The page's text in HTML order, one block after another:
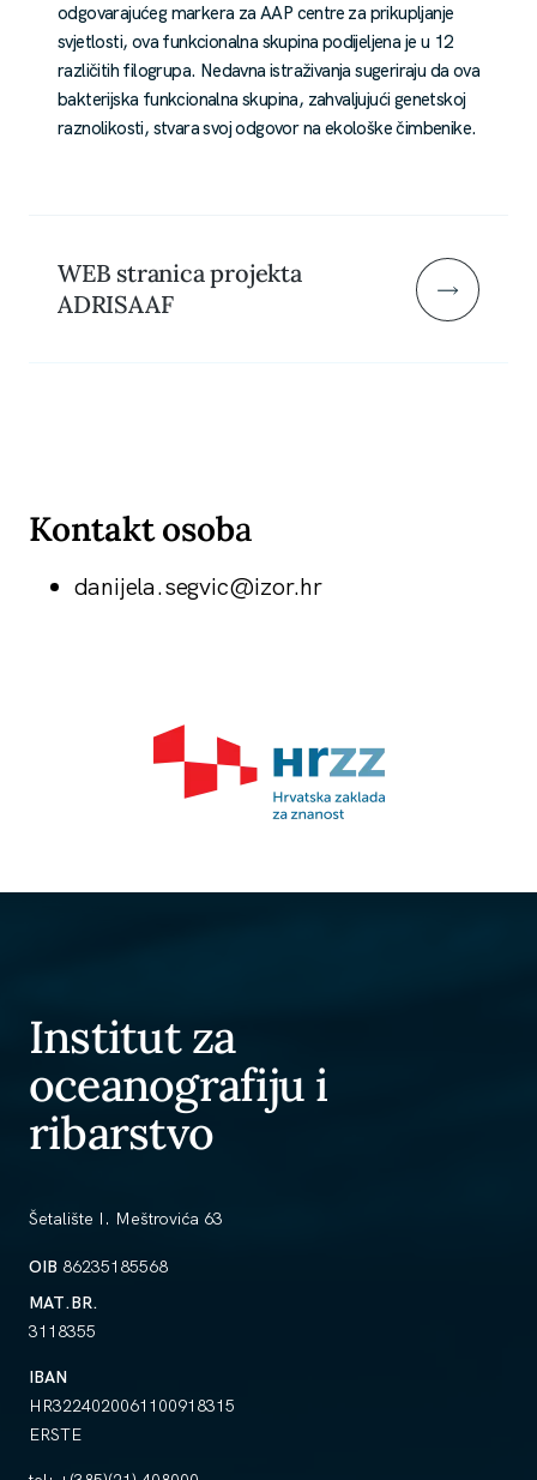
odgovarajućeg markera za AAP centre za prikupljanje
svjetlosti, ova funkcionalna skupina podijeljena je u 12
različitih filogrupa. Nedavna istraživanja sugeriraju da ova
bakterijska funkcionalna skupina, zahvaljujući genetskoj
raznolikosti, stvara svoj odgovor na ekološke čimbenike.
WEB stranica projekta
ADRISAAF
Kontakt osoba
danijela.segvic@izor.hr
Institut za
oceanografiju i
ribarstvo
Šetalište I. Meštrovića 63
OIB 86235185568
MAT.BR.
3118355
IBAN
HR3224020061100918315
ERSTE